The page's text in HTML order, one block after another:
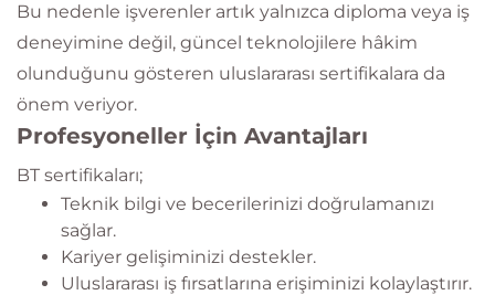
Bu nedenle işverenler artık yalnızca diploma veya iş
deneyimine değil, güncel teknolojilere hâkim
olunduğunu gösteren uluslararası sertifikalara da
önem veriyor.
Profesyoneller İçin Avantajları
BT sertifikaları;
Teknik bilgi ve becerilerinizi doğrulamanızı
sağlar.
Kariyer gelişiminizi destekler.
Uluslararası iş fırsatlarına erişiminizi kolaylaştırır.